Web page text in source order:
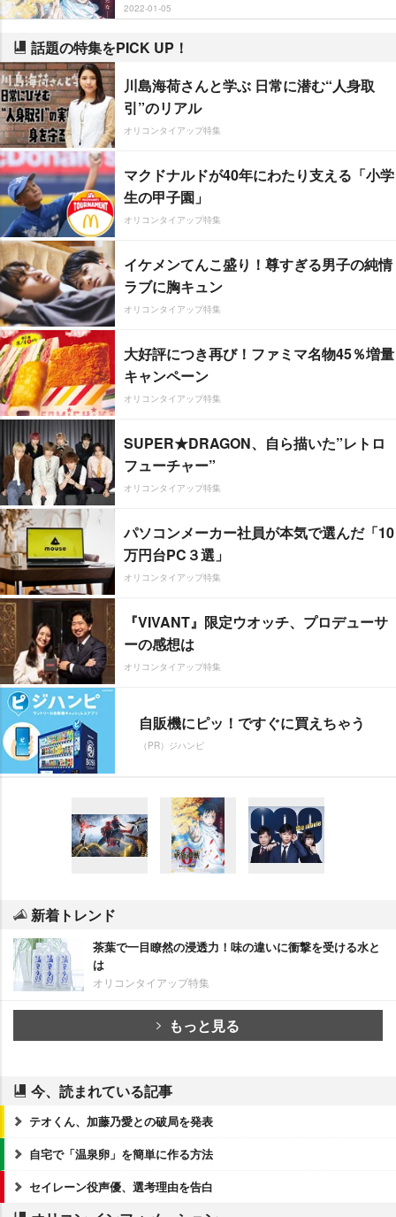
2022-01-05
話題の特集をPICK UP！
川島海荷さんと学ぶ 日常に潜む“人身取
引”のリアル
オリコンタイアップ特集
マクドナルドが40年にわたり支える「小学
生の甲子園」
オリコンタイアップ特集
イケメンてんこ盛り！尊すぎる男子の純情
ラブに胸キュン
オリコンタイアップ特集
大好評につき再び！ファミマ名物45％増量
キャンペーン
オリコンタイアップ特集
SUPER★DRAGON、自ら描いた”レトロ
フューチャー”
オリコンタイアップ特集
パソコンメーカー社員が本気で選んだ「10
万円台PC３選」
オリコンタイアップ特集
『VIVANT』限定ウオッチ、プロデューサ
ーの感想は
オリコンタイアップ特集
自販機にピッ！ですぐに買えちゃう
（PR）ジハンピ
新着トレンド
茶葉で一目瞭然の浸透力！味の違いに衝撃を受ける水と
は
オリコンタイアップ特集
もっと見る
今、読まれている記事
テオくん、加藤乃愛との破局を発表
自宅で「温泉卵」を簡単に作る方法
セイレーン役声優、選考理由を告白